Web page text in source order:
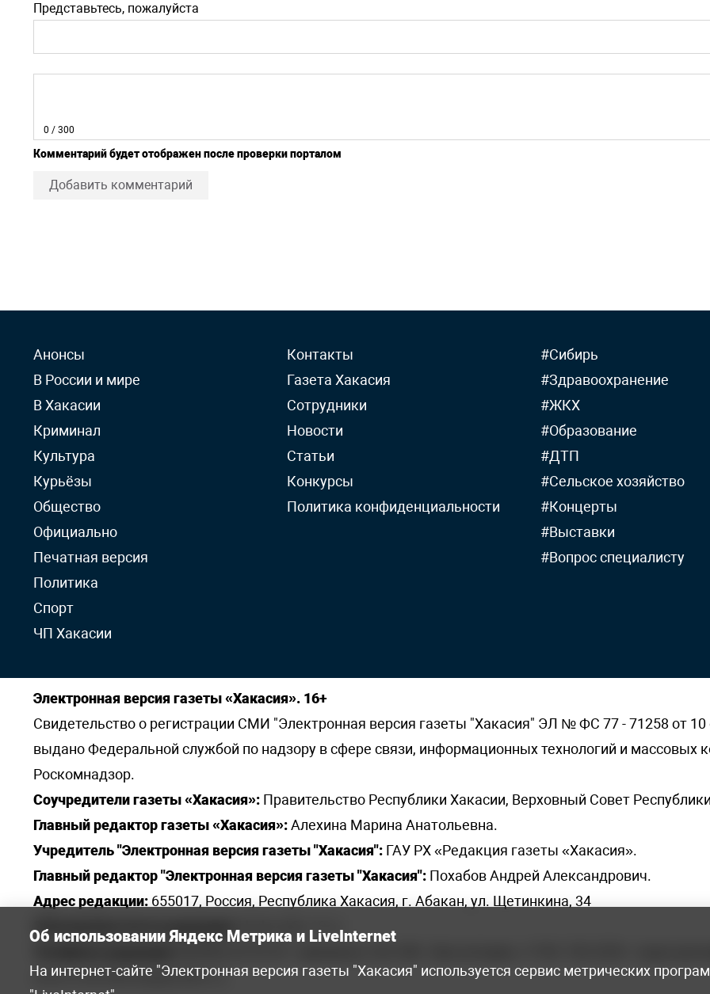
Представьтесь, пожалуйста
0 / 300
Комментарий будет отображен после проверки порталом
Добавить комментарий
Анонсы
В России и мире
В Хакасии
Криминал
Культура
Курьёзы
Общество
Официально
Печатная версия
Политика
Спорт
ЧП Хакасии
Контакты
Газета Хакасия
Сотрудники
Новости
Статьи
Конкурсы
Политика конфиденциальности
#Сибирь
#Здравоохранение
#ЖКХ
#Образование
#ДТП
#Сельское хозяйство
#Концерты
#Выставки
#Вопрос специалисту
Электронная версия газеты «Хакасия». 16+
Свидетельство о регистрации СМИ "Электронная версия газеты "Хакасия" ЭЛ № ФС 77 - 71258 от 10
выдано Федеральной службой по надзору в сфере связи, информационных технологий и массовых
Роскомнадзор.
Соучредители газеты «Хакасия»: Правительство Республики Хакасии, Верховный Совет
Главный редактор газеты «Хакасия»:Алехина Марина Анатольевна.
Учредитель "Электронная версия газеты "Хакасия": ГАУ РХ «Редакция газеты «Хакасия».
Главный редактор "Электронная версия газеты "Хакасия": Похабов Андрей Александрович.
Адрес редакции: 655017, Россия, Республика Хакасия, г. Абакан, ул. Щетинкина, 34
Электронная почта редакции: khakred@r-19.ru
elena.s.korotkowa@yandex.ru.
Об использовании Яндекс Метрика и LiveInternet
На интернет-сайте "Электронная версия газеты "Хакасия" используется сервис метрических